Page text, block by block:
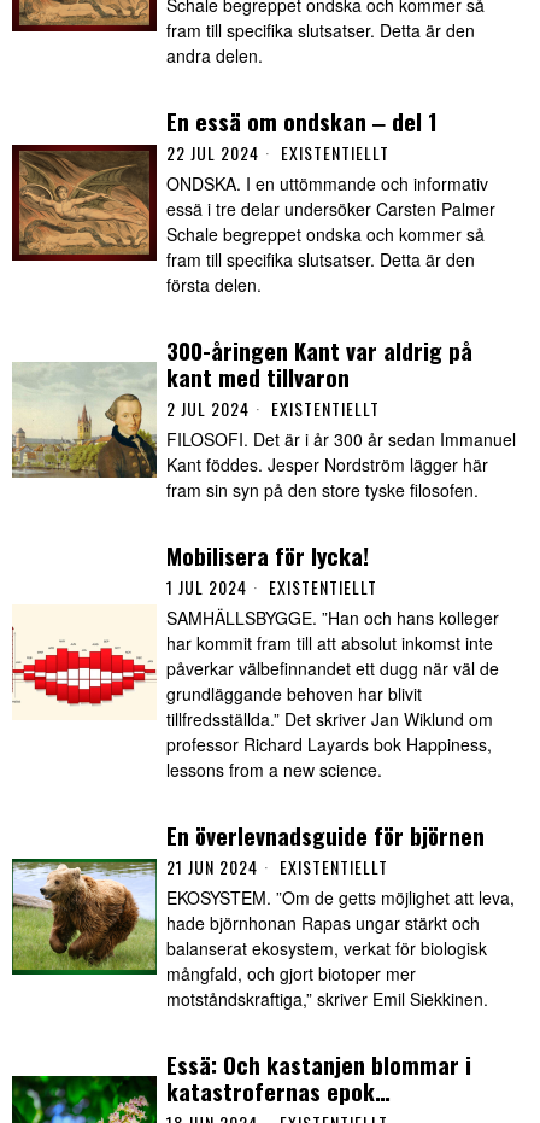
Schale begreppet ondska och kommer så
fram till specifika slutsatser. Detta är den
andra delen.
En essä om ondskan ‒ del 1
22 JUL 2024 EXISTENTIELLT
ONDSKA. I en uttömmande och informativ
essä i tre delar undersöker Carsten Palmer
Schale begreppet ondska och kommer så
fram till specifika slutsatser. Detta är den
första delen.
300-åringen Kant var aldrig på
kant med tillvaron
2 JUL 2024 EXISTENTIELLT
FILOSOFI. Det är i år 300 år sedan Immanuel
Kant föddes. Jesper Nordström lägger här
fram sin syn på den store tyske filosofen.
Mobilisera för lycka!
1 JUL 2024 EXISTENTIELLT
SAMHÄLLSBYGGE. ”Han och hans kolleger
har kommit fram till att absolut inkomst inte
påverkar välbefinnandet ett dugg när väl de
grundläggande behoven har blivit
tillfredsställda.” Det skriver Jan Wiklund om
professor Richard Layards bok Happiness,
lessons from a new science.
En överlevnadsguide för björnen
21 JUN 2024 EXISTENTIELLT
EKOSYSTEM. ”Om de getts möjlighet att leva,
hade björnhonan Rapas ungar stärkt och
balanserat ekosystem, verkat för biologisk
mångfald, och gjort biotoper mer
motståndskraftiga,” skriver Emil Siekkinen.
Essä: Och kastanjen blommar i
katastrofernas epok…